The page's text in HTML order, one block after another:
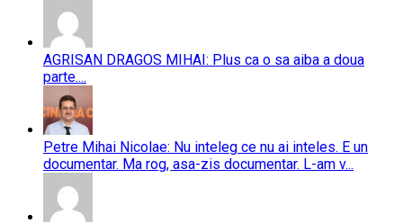
AGRISAN DRAGOS MIHAI: Plus ca o sa aiba a doua
parte....
Petre Mihai Nicolae: Nu inteleg ce nu ai inteles. E un
documentar. Ma rog, asa-zis documentar. L-am v...